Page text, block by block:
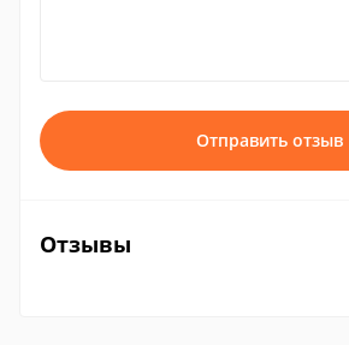
Отправить отзыв
Отзывы